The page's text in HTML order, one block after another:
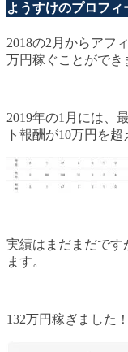
ようすけのプロフィ
2018の2月からアフ
万円稼ぐことができ
2019年の1月には、
ト報酬が10万円を超
実績はまだまだです
ます。
132万円稼ぎました！